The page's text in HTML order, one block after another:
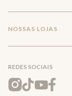
Trabalhe
Mapa do Site
Meus pedidos
Wishlist
Entrega e Frete
NOSSAS LOJAS
REDES SOCIAIS